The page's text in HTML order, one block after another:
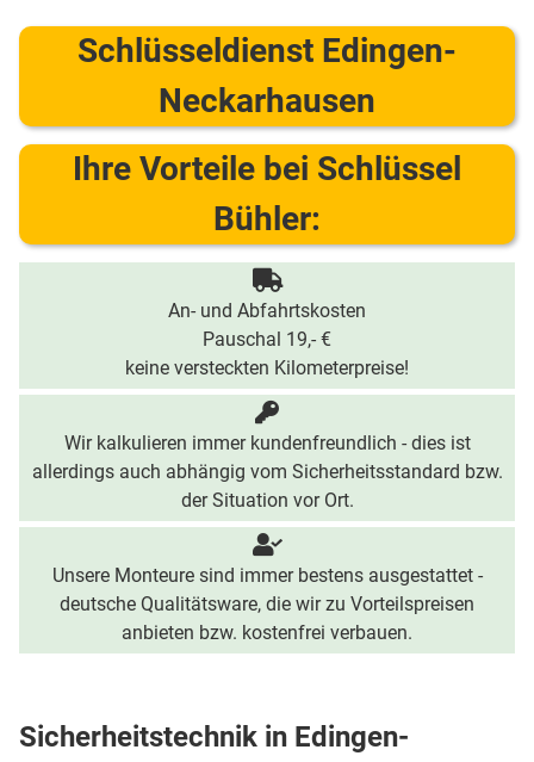
Schlüsseldienst Edingen-
Neckarhausen
Ihre Vorteile bei Schlüssel
Bühler:
An- und Abfahrtskosten
Pauschal 19,- €
keine versteckten Kilometerpreise!
Wir kalkulieren immer kundenfreundlich - dies ist
allerdings auch abhängig vom Sicherheitsstandard bzw.
der Situation vor Ort.
Unsere Monteure sind immer bestens ausgestattet -
deutsche Qualitätsware, die wir zu Vorteilspreisen
anbieten bzw. kostenfrei verbauen.
Sicherheitstechnik in Edingen-